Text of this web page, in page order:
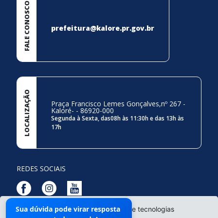
O site da Prefeitura não utiliza cookies e tecnologias
FALE CONOSCO prefeitura@kalore.pr.gov.br
LOCALIZAÇÃO Praça Francisco Lemes Gonçalves,nº 267 -
Kaloré- - 86920-000
Segunda à Sexta, das08h às 11:30h e das 13h às
17h
REDES SOCIAIS
Mapa do Site
Sua dúvida pode virar resposta